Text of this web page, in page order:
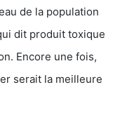
de la population
dit produit toxique
Encore une fois,
serait la meilleure